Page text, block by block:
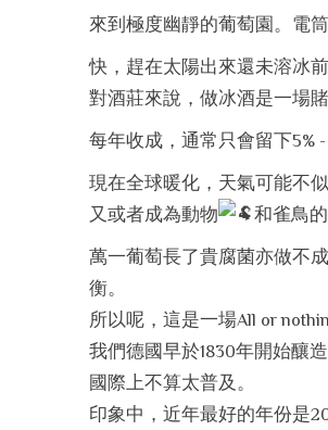
來到極度幽靜的葡萄園。電
快，趕在太陽出來還未溶冰前
對酒莊來說，做冰酒是一場
每年收成，通常只會留下5% -
現在全球暖化，天氣可能不
又或者成為動物
和雀鳥
萬一葡萄長了貴腐菌亦做不
衡。
所以呢，這是一場All or
我們德國早於1830年開始釀
國際上不算太普及。
印象中，近年最好的年份是